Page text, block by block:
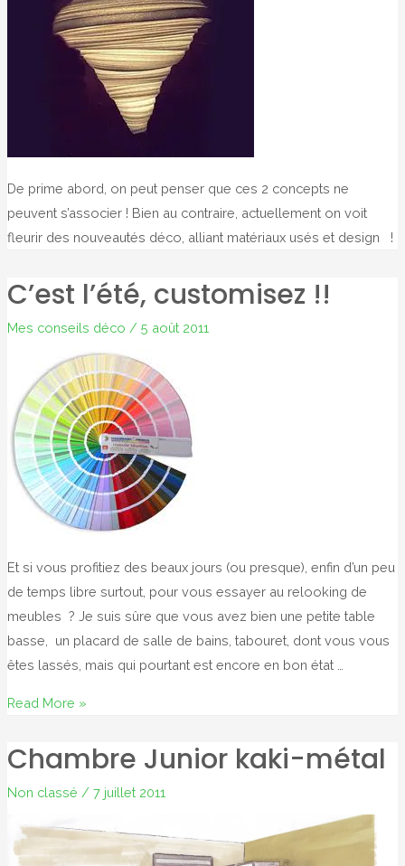
De prime abord, on peut penser que ces 2 concepts ne
peuvent s’associer ! Bien au contraire, actuellement on voit
fleurir des nouveautés déco, alliant matériaux usés et design !
C’est l’été, customisez !!
Mes conseils déco / 5 août 2011
Et si vous profitiez des beaux jours (ou presque), enfin d’un peu
de temps libre surtout, pour vous essayer au relooking de
meubles ? Je suis sûre que vous avez bien une petite table
basse, un placard de salle de bains, tabouret, dont vous vous
êtes lassés, mais qui pourtant est encore en bon état …
C’est
customisez
Read More »
Chambre Junior kaki-métal
Non classé / 7 juillet 2011